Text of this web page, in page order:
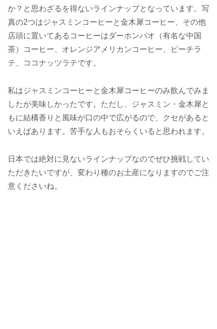
か？と思わざるを得ないラインナップとなっています。写
真の2つはジャスミンコーヒーと金木犀コーヒー、その他
店頭に置いてあるコーヒーはダーホンパオ（有名な中国
茶）コーヒー、オレンジアメリカンコーヒー、ピーチラ
テ、ココナッツラテです。
私はジャスミンコーヒーと金木犀コーヒーのみ飲んでみま
したが美味しかったです。ただし、ジャスミン・金木犀と
もに結構香りと風味が口の中で広がるので、クセがあると
いえばあります。苦手な人もおそらくいると思われます。
日本では絶対に見ないラインナップなのでぜひ挑戦してい
ただきたいですが、変わり種のお土産になりますのでご注
意くださいね。